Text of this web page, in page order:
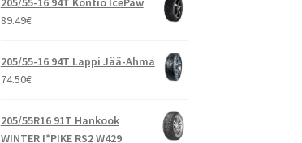
89.49€
205/55-16 94T Lappi Jää-Ahma
74.50€
205/55R16 91T Hankook
WINTER I*PIKE RS2 W429